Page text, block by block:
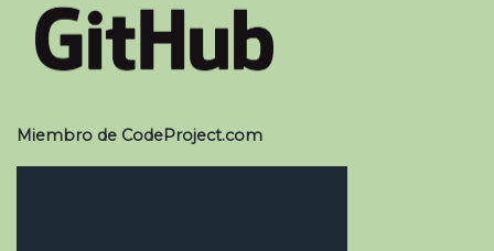
Miembro de CodeProject.com